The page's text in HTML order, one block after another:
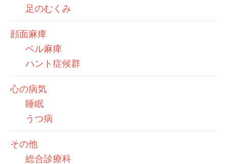
足のむくみ
顔面麻痺
ベル麻痺
ハント症候群
心の病気
睡眠
うつ病
その他
総合診療科